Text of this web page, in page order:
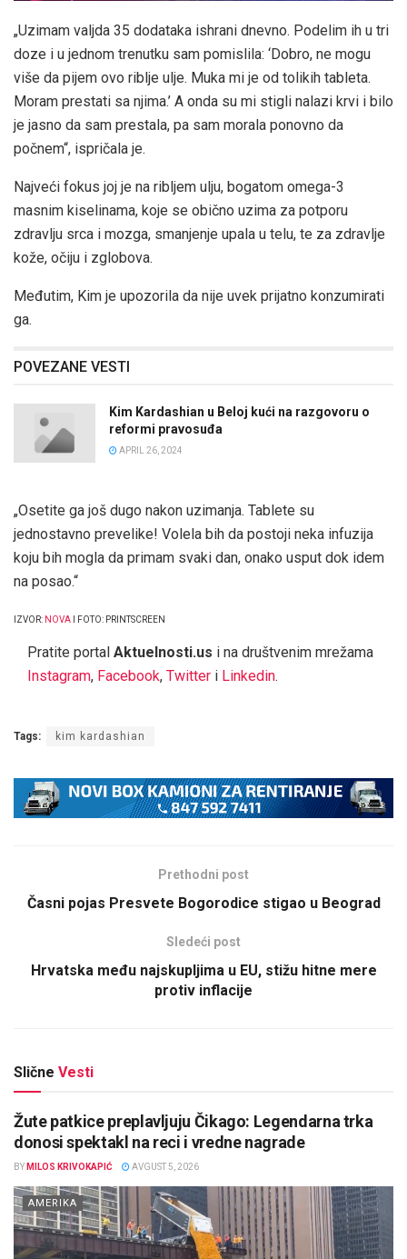
„Uzimam valjda 35 dodataka ishrani dnevno. Podelim ih u tri
doze i u jednom trenutku sam pomislila: ‘Dobro, ne mogu
više da pijem ovo riblje ulje. Muka mi je od tolikih tableta.
Moram prestati sa njima.’ A onda su mi stigli nalazi krvi i bilo
je jasno da sam prestala, pa sam morala ponovno da
počnem“, ispričala je.
Najveći fokus joj je na ribljem ulju, bogatom omega-3
masnim kiselinama, koje se obično uzima za potporu
zdravlju srca i mozga, smanjenje upala u telu, te za zdravlje
kože, očiju i zglobova.
Međutim, Kim je upozorila da nije uvek prijatno konzumirati
ga.
POVEZANE VESTI
Kim Kardashian u Beloj kući na razgovoru o
reformi pravosuđa
APRIL 26, 2024
„Osetite ga još dugo nakon uzimanja. Tablete su
jednostavno prevelike! Volela bih da postoji neka infuzija
koju bih mogla da primam svaki dan, onako usput dok idem
na posao.“
IZVOR: NOVA I FOTO: PRINTSCREEN
Pratite portal Aktuelnosti.us i na društvenim mrežama
Instagram, Facebook, Twitter i Linkedin.
Tags: kim kardashian
Prethodni post
Časni pojas Presvete Bogorodice stigao u Beograd
Sledeći post
Hrvatska među najskupljima u EU, stižu hitne mere
protiv inflacije
Slične Vesti
Žute patkice preplavljuju Čikago: Legendarna trka
donosi spektakl na reci i vredne nagrade
BY MILOS KRIVOKAPIĆ AVGUST 5, 2026
AMERIKA